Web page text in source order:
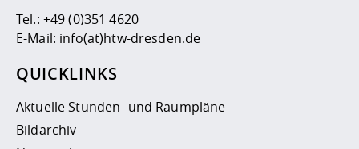
Tel.: +49 (0)351 4620
E-Mail: info(at)htw-dresden.de
QUICKLINKS
Aktuelle Stunden- und Raumpläne
Bildarchiv